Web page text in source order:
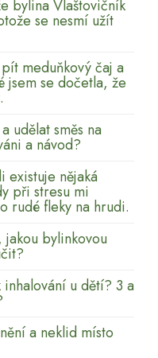
bylina Vlaštovičník
se nesmí užít
meduňkový čaj a
jsem se dočetla, že
udělat směs na
a návod?
existuje nějaká
při stresu mi
rudé fleky na hrudi.
bylinkovou
u dětí? 3 a
a neklid místo